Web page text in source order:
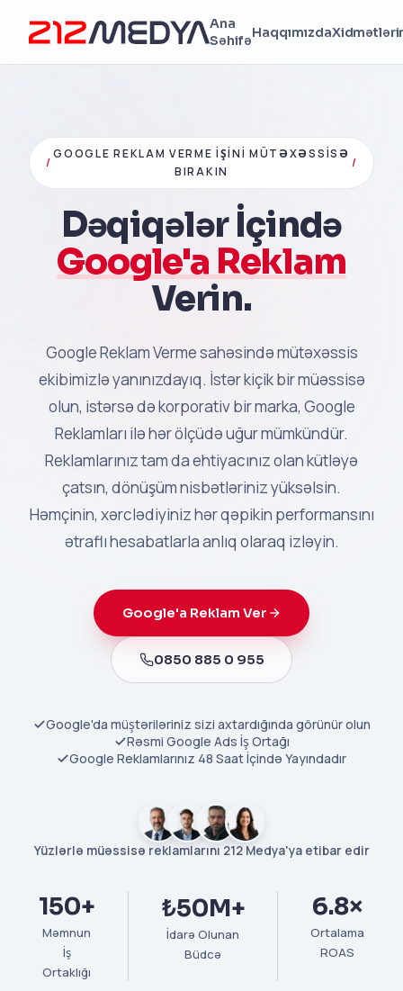
Ana
Səhifə
Haqqımızda
/
GOOGLE REKLAM VERME İŞINI MÜTƏXƏSSISƏ
BIRAKIN
/
Dəqiqələr İçində
Google'a Reklam
Verin.
Google Reklam Verme sahəsində mütəxəssis
ekibimizlə yanınızdayıq. İstər kiçik bir müəssisə
olun, istərsə də korporativ bir marka, Google
Reklamları ilə hər ölçüdə uğur mümkündür.
Reklamlarınız tam da ehtiyacınız olan kütləyə
çatsın, dönüşüm nisbətləriniz yüksəlsin.
Həmçinin, xərclədiyiniz hər qəpikin performansını
ətraflı hesabatlarla anlıq olaraq izləyin.
Google'a Reklam Ver
0850 885 0 955
Google'da müştəriləriniz sizi axtardığında görünür olun
Rəsmi Google Ads İş Ortağı
Google Reklamlarınız 48 Saat İçində Yayındadır
Yüzlərlə müəssisə reklamlarını 212 Medya'ya etibar edir
150+
Məmnun
İş
Ortaklığı
₺50M+
İdarə Olunan
Büdcə
6.8×
Ortalama
ROAS